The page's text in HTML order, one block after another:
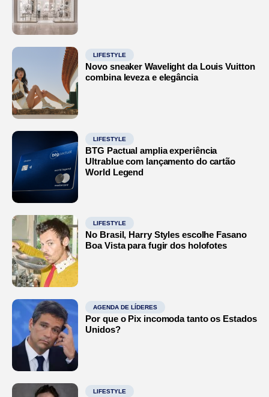
LIFESTYLE
Novo sneaker Wavelight da Louis Vuitton
combina leveza e elegância
LIFESTYLE
BTG Pactual amplia experiência
Ultrablue com lançamento do cartão
World Legend
LIFESTYLE
No Brasil, Harry Styles escolhe Fasano
Boa Vista para fugir dos holofotes
AGENDA DE LÍDERES
Por que o Pix incomoda tanto os Estados
Unidos?
LIFESTYLE